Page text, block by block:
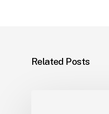
Related Posts